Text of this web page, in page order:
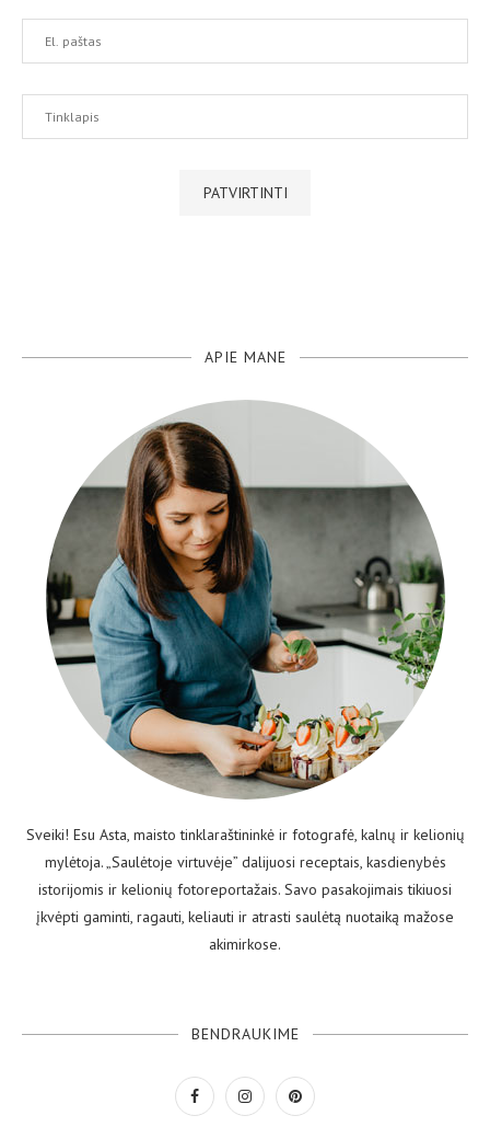
APIE MANE
Sveiki! Esu Asta, maisto tinklaraštininkė ir fotografė, kalnų ir kelionių
mylėtoja. „Saulėtoje virtuvėje” dalijuosi receptais, kasdienybės
istorijomis ir kelionių fotoreportažais. Savo pasakojimais tikiuosi
įkvėpti gaminti, ragauti, keliauti ir atrasti saulėtą nuotaiką mažose
akimirkose.
BENDRAUKIME